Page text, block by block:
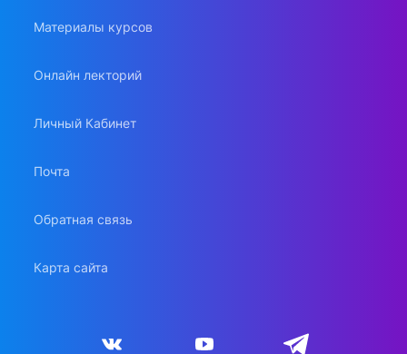
Материалы курсов
Онлайн лекторий
Личный Кабинет
Почта
Обратная связь
Карта сайта